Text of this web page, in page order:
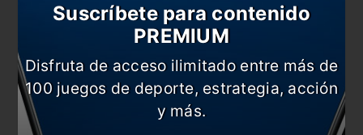
Nombre
Suscríbete para contenido
PREMIUM
Disfruta de acceso ilimitado entre más de
100 juegos de deporte, estrategia, acción
y más.